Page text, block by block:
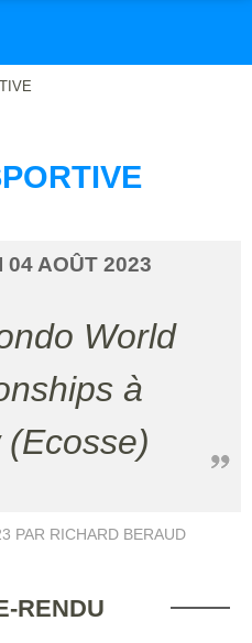
04 AOÛT 2023
à
PAR RICHARD BERAUD
RENDU